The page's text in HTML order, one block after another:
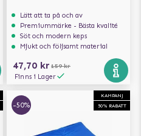
Lätt att ta på och av
Premiummärke - Bästa kvalité
Söt och modern keps
Mjukt och följsamt material
47,70 kr 159 kr
Finns i Lager
KAMPANJ
50% RABATT
-50%